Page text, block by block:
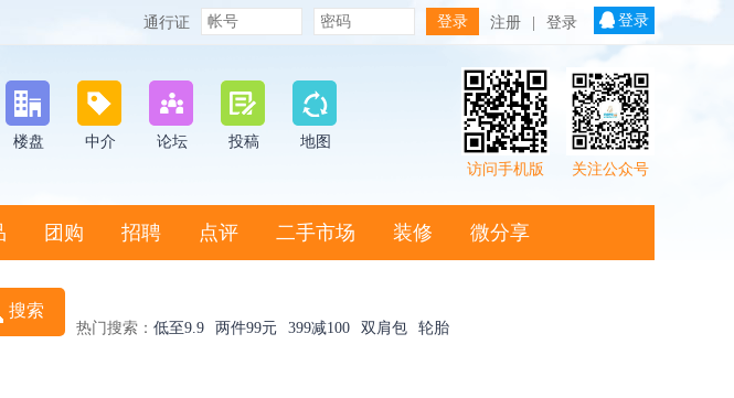
通行证 注册 登录 登录
楼盘 中介 论坛 投稿
地图
关注公众号
访问手机版
团购 招聘 点评 二手市场 装修 微分享
热门搜索： 低至9.9 两件99元 399减100 双肩包 轮胎